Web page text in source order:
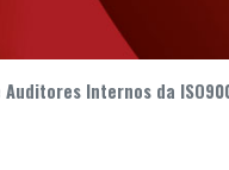
Internos da